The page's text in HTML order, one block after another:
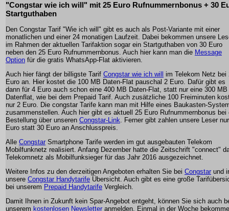
"Congstar wie ich will" mit 25 Euro Rufnummernbonus + 30
Startguthaben
Den Congstar Tarif "Wie ich will" gibt es auch als Post-Variante mit einer
monatlichen und einer 24 monatigen Laufzeit. Dabei bekommen unsere
im Rahmen der aktuellen Tarifaktion sogar ein Startguthaben von 30 Euro
neben den 25 Euro Rufnummernbonus. Auch hier kann man die Message
Option für die gratis WhatsApp-Flat aktivieren.
Auch hier fängt der billigste Tarif Congstar wie ich will
im Telekom Netz bei
Euro an. Hier kostet die 100 MB Daten-Flat pauschal 2 Euro. Dafür gibt es
dann für 4 Euro auch schon eine 400 MB Daten-Flat, statt nur eine 300 MB
Datenflat, wie bei dem Prepaid Tarif. Auch zusätzliche 100 Freiminuten
nur 2 Euro. Die congstar Tarife kann man mit Hilfe eines Baukasten-
zusammenstellen. Auch hier gibt es aktuell 25 Euro Rufnummernbonus bei
Bestellung über unseren Congstar-Link. Ferner gibt zahlen unsere Leser
Euro statt 30 Euro an Anschlusspreis.
Alle Congstar Smartphone Tarife werden im gut ausgebauten Telekom
Mobilfunknetz realisiert. Anfang Dezember hatte die Zeitschrift "connect"
Telekomnetz als Mobilfunksieger für das Jahr 2016 ausgezeichnet.
Weitere Infos zu den derzeitigen Angeboten erhalten Sie bei Congstar und
unsere Congstar Handytarife Übersicht. Auch gibt es eine große
bei unserem Prepaid Handytarife Vergleich.
Damit Ihnen in Zukunft kein Spar-Angebot entgeht, können Sie sich auch
unserem kostenlosen Newsletter anmelden. Einmal in der Woche